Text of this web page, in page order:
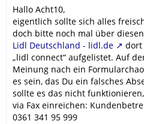
Hallo Acht10,
eigentlich sollte sich alles
doch bitte noch mal über
Lidl Deutschland - lidl.de
dort
„lidl connect“ aufgelistet. Auf
Meinung nach ein
es sein, das Du ein falsches
sollte es das nicht
via Fax einreichen:
0361 341 95 999